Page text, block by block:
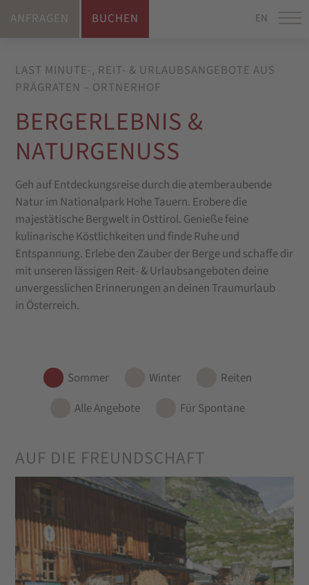
ANFRAGEN BUCHEN EN
LAST MINUTE-, REIT- & URLAUBSANGEBOTE AUS
PRÄGRATEN – ORTNERHOF
BERGERLEBNIS &
NATURGENUSS
Geh auf Entdeckungsreise durch die atemberaubende
Natur im Nationalpark Hohe Tauern. Erobere die
majestätische Bergwelt in Osttirol. Genieße feine
kulinarische Köstlichkeiten und finde Ruhe und
Entspannung. Erlebe den Zauber der Berge und schaffe dir
mit unseren lässigen Reit- & Urlaubsangeboten deine
unvergesslichen Erinnerungen an deinen Traumurlaub
in Österreich.
Sommer Winter
Reiten
Alle Angebote
Für Spontane
AUF DIE FREUNDSCHAFT